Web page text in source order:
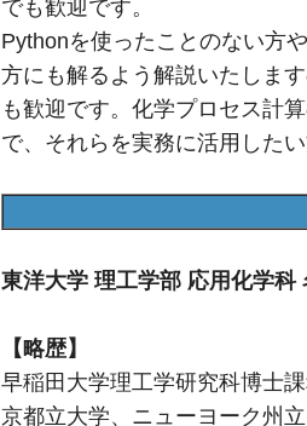
でも歓迎です。
Pythonを使ったことのない方
方にも解るよう解説いたしま
も歓迎です。化学プロセス計
で、それらを実務に活用した
東洋大学 理工学部 応用化学科
【略歴】
早稲田大学理工学研究科博士
京都立大学、ニューヨーク州